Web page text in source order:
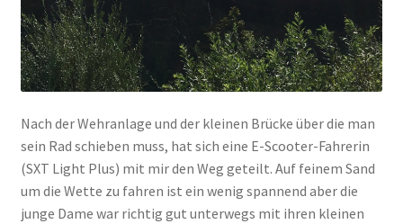
Nach der Wehranlage und der kleinen Brücke über die man
sein Rad schieben muss, hat sich eine E-Scooter-Fahrerin
(SXT Light Plus) mit mir den Weg geteilt. Auf feinem Sand
um die Wette zu fahren ist ein wenig spannend aber die
junge Dame war richtig gut unterwegs mit ihren kleinen